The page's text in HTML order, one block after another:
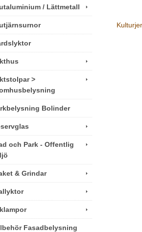
/ Lättmetall
>
Bolinder
och Park - Offentlig
& Grindar
Fasadbelysning